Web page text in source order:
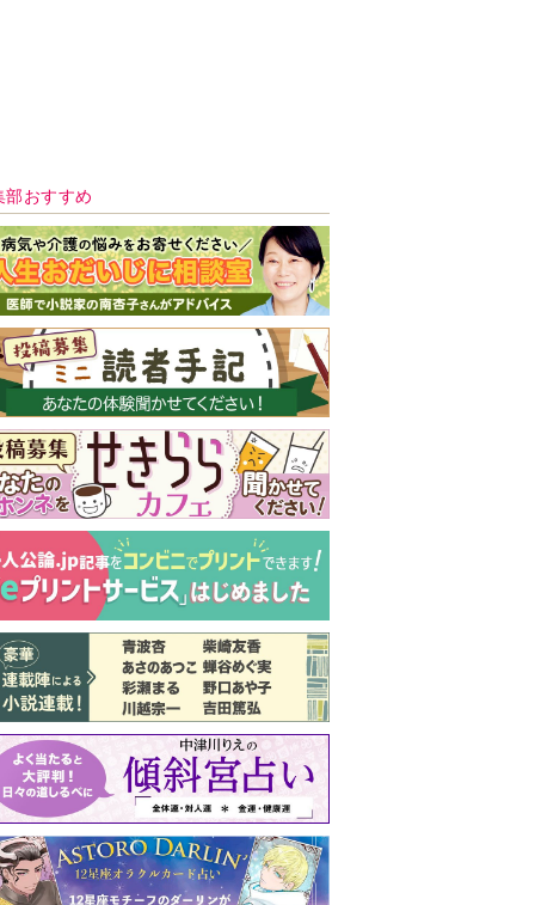
号 好評発売中！
実家の処分から終
の棲家までどうす
る？60代からの家
モンダイ
最新号
次号予告
バックナンバー
注目トピ
義実家について、義弟が私へ怒りのLINE